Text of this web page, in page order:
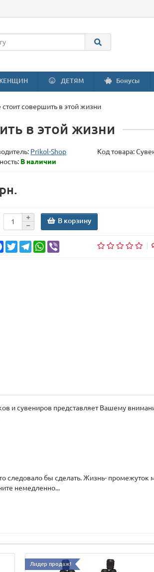
ДЕТЯМ Бонусы
совершить в этой жизни
в этой жизни
Prikol-Shop Код товара:
В наличии
В корзину
FacebookTwitterTelegramWhatsApp
и сувениров представляет Вашему
следовало бы сделать. Жизнь-
немедленно...
Лидер продаж!